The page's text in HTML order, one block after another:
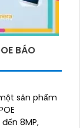
BÁO
sản phẩm